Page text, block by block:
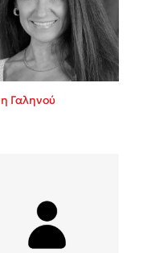
τους
Γαληνού